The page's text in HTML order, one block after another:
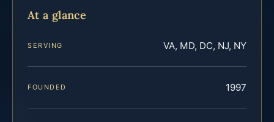
At a glance
SERVING VA, MD, DC, NJ, NY
FOUNDED 1997